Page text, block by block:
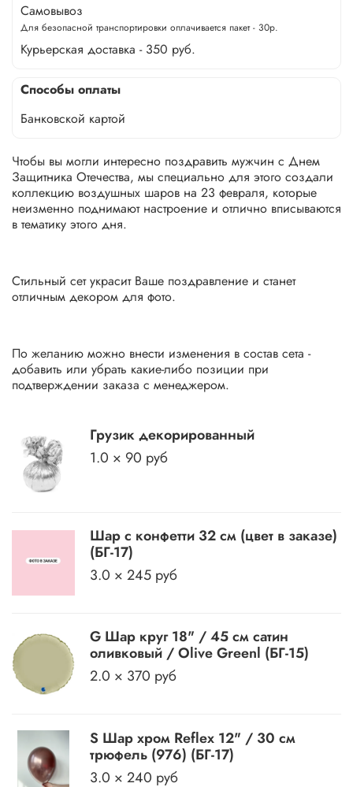
Самовывоз
Для безопасной транспортировки оплачивается пакет - 30р.
Курьерская доставка - 350 руб.
Способы оплаты
Банковской картой
Грузик декорированный
1.0 × 90 руб
Шар с конфетти 32 см (цвет в заказе)
(БГ-17)
3.0 × 245 руб
G Шар круг 18" / 45 см сатин
оливковый / Olive Greenl (БГ-15)
2.0 × 370 руб
S Шар хром Reflex 12" / 30 см
трюфель (976) (БГ-17)
3.0 × 240 руб
Чтобы вы могли интересно поздравить мужчин с Днем
Защитника Отечества, мы специально для этого создали
коллекцию воздушных шаров на 23 февраля, которые
неизменно поднимают настроение и отлично вписываются
в тематику этого дня.
Стильный сет украсит Ваше поздравление и станет
отличным декором для фото.
По желанию можно внести изменения в состав сета -
добавить или убрать какие-либо позиции при
подтверждении заказа с менеджером.